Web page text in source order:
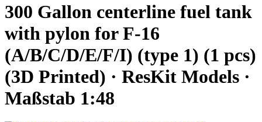
300 Gallon centerline fuel tank
with pylon for F-16
(A/B/C/D/E/F/I) (type 1) (1 pcs)
(3D Printed) · ResKit Models ·
Maßstab 1:48